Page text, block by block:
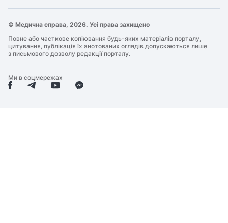
© Медична справа, 2026. Усі права захищено
Повне або часткове копіювання будь-яких матеріалів порталу,
цитування, публікація їх анотованих оглядів допускаються лише
з письмового дозволу редакції порталу.
Ми в соцмережах